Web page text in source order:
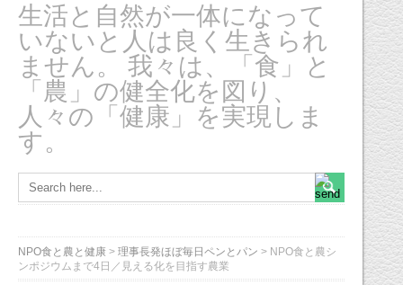
生活と自然が一体になって
いないと人は良く生きられ
ません。 我々は、「食」と
「農」の健全化を図り、
人々の「健康」を実現しま
す。
NPO食と農と健康 >理事長発ほぼ毎日ペンとパン > NPO食と農シ
ンポジウムまで4日／見える化を目指す農業